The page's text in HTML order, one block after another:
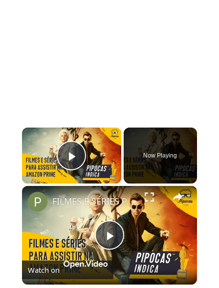
×
Play Video
Now Playing
×
Play
Video
FILMES E SÉRIES PARA ASSISTIR NO AMAZON PRIME VIDEO | #PipocasIndica 7
Watch on